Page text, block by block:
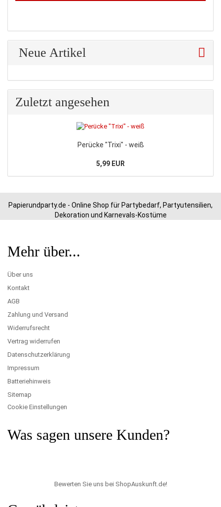
Neue Artikel
Zuletzt angesehen
Perücke "Trixi" - weiß
5,99 EUR
Papierundparty.de - Online Shop für Partybedarf, Partyutensilien,
Dekoration und Karnevals-Kostüme
Mehr über...
Über uns
Kontakt
AGB
Zahlung und Versand
Widerrufsrecht
Vertrag widerrufen
Datenschutzerklärung
Impressum
Batteriehinweis
Sitemap
Cookie Einstellungen
Was sagen unsere Kunden?
Bewerten Sie uns bei ShopAuskunft.de!